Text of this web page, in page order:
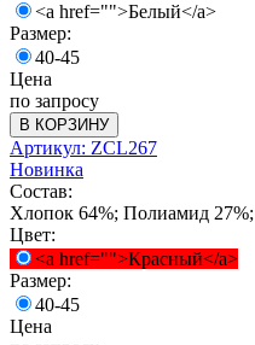
<a href="">Белый</a>
Размер:
40-45
Цена
по запросу
В КОРЗИНУ
Артикул: ZCL267
Новинка
Состав:
Хлопок 64%; Полиамид
Цвет:
<a href="">Красный</a>
Размер:
40-45
Цена